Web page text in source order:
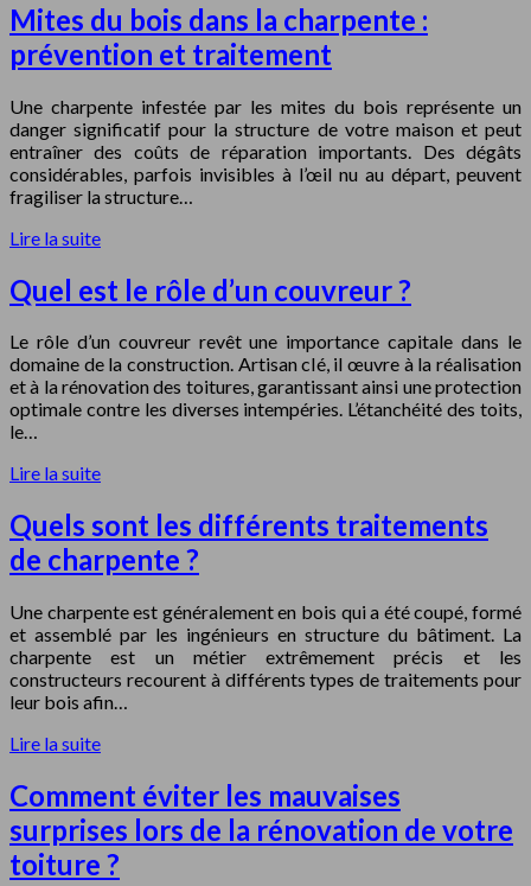
Mites du bois dans la charpente :
prévention et traitement
Une charpente infestée par les mites du bois représente un
danger significatif pour la structure de votre maison et peut
entraîner des coûts de réparation importants. Des dégâts
considérables, parfois invisibles à l’œil nu au départ, peuvent
fragiliser la structure…
Lire la suite
Quel est le rôle d’un couvreur ?
Le rôle d’un couvreur revêt une importance capitale dans le
domaine de la construction. Artisan clé, il œuvre à la réalisation
et à la rénovation des toitures, garantissant ainsi une protection
optimale contre les diverses intempéries. L’étanchéité des toits,
le…
Lire la suite
Quels sont les différents traitements
de charpente ?
Une charpente est généralement en bois qui a été coupé, formé
et assemblé par les ingénieurs en structure du bâtiment. La
charpente est un métier extrêmement précis et les
constructeurs recourent à différents types de traitements pour
leur bois afin…
Lire la suite
Comment éviter les mauvaises
surprises lors de la rénovation de votre
toiture ?